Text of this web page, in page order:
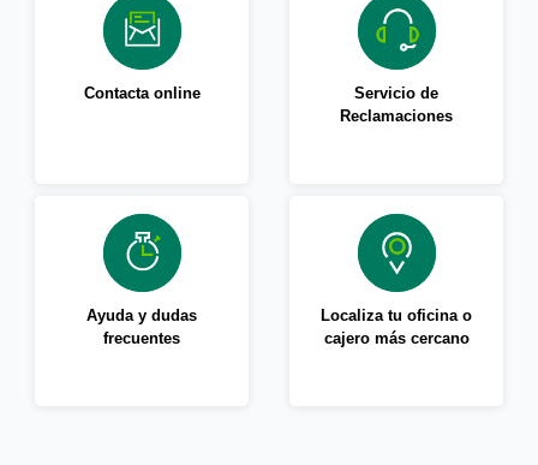
Contacta online
Servicio de
Reclamaciones
Ayuda y dudas
frecuentes
Localiza tu oficina o
cajero más cercano